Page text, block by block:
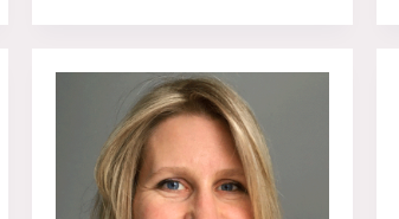
«Unequal
Childhoods
/
Enfances
inégales»